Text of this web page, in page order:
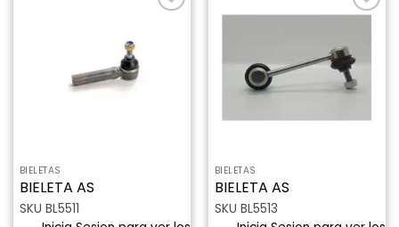
BIELETAS
BIELETA AS
SKU BL5511
lista de
deseos
BIELETAS
BIELETA AS
SKU BL5513